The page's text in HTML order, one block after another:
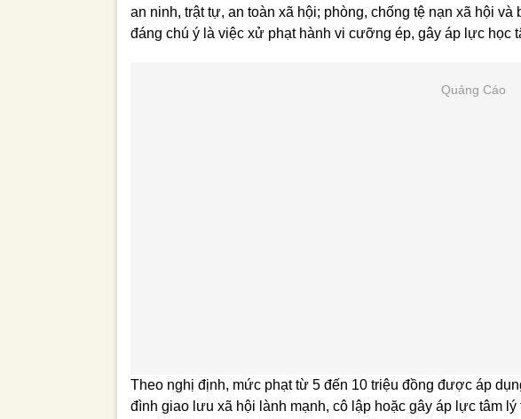
an ninh, trật tự, an toàn xã hội; phòng, chống tệ nạn xã hội
đáng chú ý là việc xử phạt hành vi cưỡng ép, gây áp lực học
Quảng Cáo
Theo nghị định, mức phạt từ 5 đến 10 triệu đồng được áp
đình giao lưu xã hội lành mạnh, cô lập hoặc gây áp lực tâm